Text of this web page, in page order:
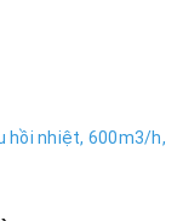
hồi nhiệt, 600m3/h,